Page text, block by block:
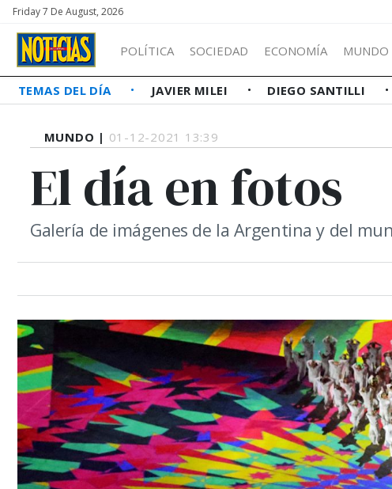
Friday 7 De August, 2026
POLÍTICA SOCIEDAD ECONOMÍA MUNDO
TEMAS DEL DÍA JAVIER MILEI DIEGO SANTILLI
MUNDO | 01-12-2021 13:39
El día en fotos
Galería de imágenes de la Argentina y del